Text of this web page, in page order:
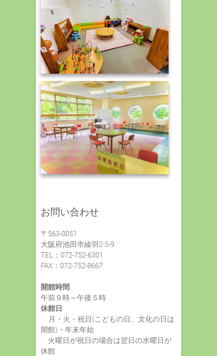
お問い合わせ
〒563-0051
大阪府池田市綾羽2-5-9
TEL：072-752-6301
FAX：072-752-8667
開館時間
午前９時～午後５時
休館日
月・火・祝日(こどもの日、文化の日は
開館)・年末年始
火曜日が祝日の場合は翌日の水曜日が
休館